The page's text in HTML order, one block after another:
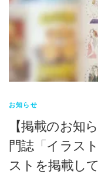
お知らせ
【掲載のお知
門誌「イラス
ストを掲載し